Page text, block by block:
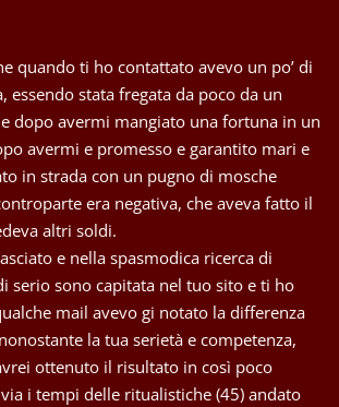
quando ti ho contattato avevo un po’ di
essendo stata fregata da poco da un
dopo avermi mangiato una fortuna in un
avermi e promesso e garantito mari e
in strada con un pugno di mosche
era negativa, che aveva fatto il
altri soldi.
e nella spasmodica ricerca di
serio sono capitata nel tuo sito e ti ho
mail avevo gi notato la differenza
la tua serietà e competenza,
ottenuto il risultato in così poco
i tempi delle ritualistiche (45) andato